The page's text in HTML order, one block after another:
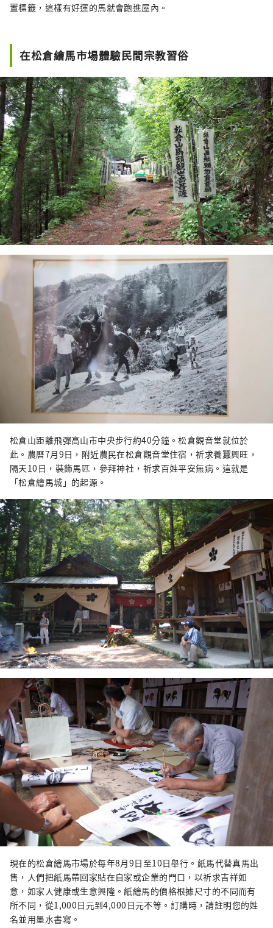
置標籤，這樣有好運的馬就會跑進屋內。
在松倉繪馬市場體驗民間宗教習俗
松倉山距離飛彈高山市中央步行約40分鐘。松倉觀音堂就位於
此。農曆7月9日，附近農民在松倉觀音堂住宿，祈求養蠶興旺，
隔天10日，裝飾馬匹，參拜神社，祈求百姓平安無病。這就是
「松倉繪馬城」的起源。
現在的松倉繪馬市場於每年8月9日至10日舉行。紙馬代替真馬出
售，人們把紙馬帶回家貼在自家或企業的門口，以祈求吉祥如
意，如家人健康或生意興隆。紙繪馬的價格根據尺寸的不同而有
所不同，從1,000日元到4,000日元不等。訂購時，請註明您的姓
名並用墨水書寫。